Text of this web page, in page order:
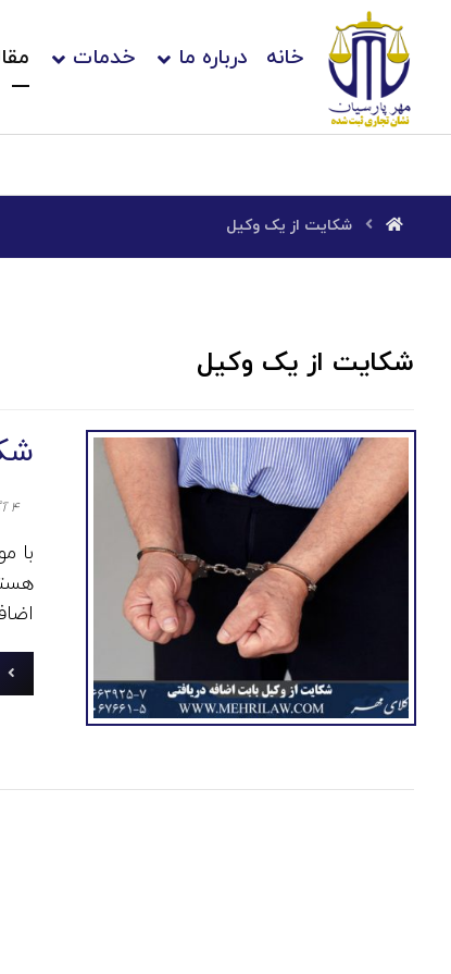
خانه درباره ما خدمات
شکایت از یک وکیل
شکایت از یک وکیل
۴ آگوست ۲۰۲۰
با